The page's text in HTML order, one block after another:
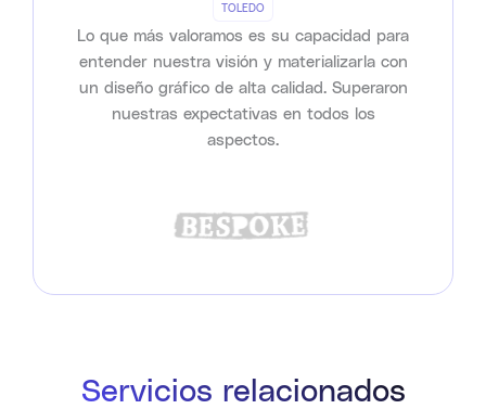
TOLEDO
Lo que más valoramos es su capacidad para
entender nuestra visión y materializarla con
un diseño gráfico de alta calidad. Superaron
nuestras expectativas en todos los
aspectos.
Servicios relacionados